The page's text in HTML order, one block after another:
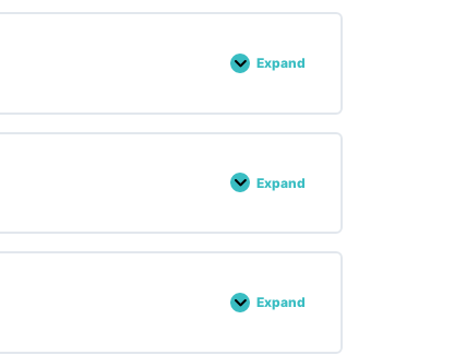
Expand
chapitre
Expand
chapitre
Expand
chapitre